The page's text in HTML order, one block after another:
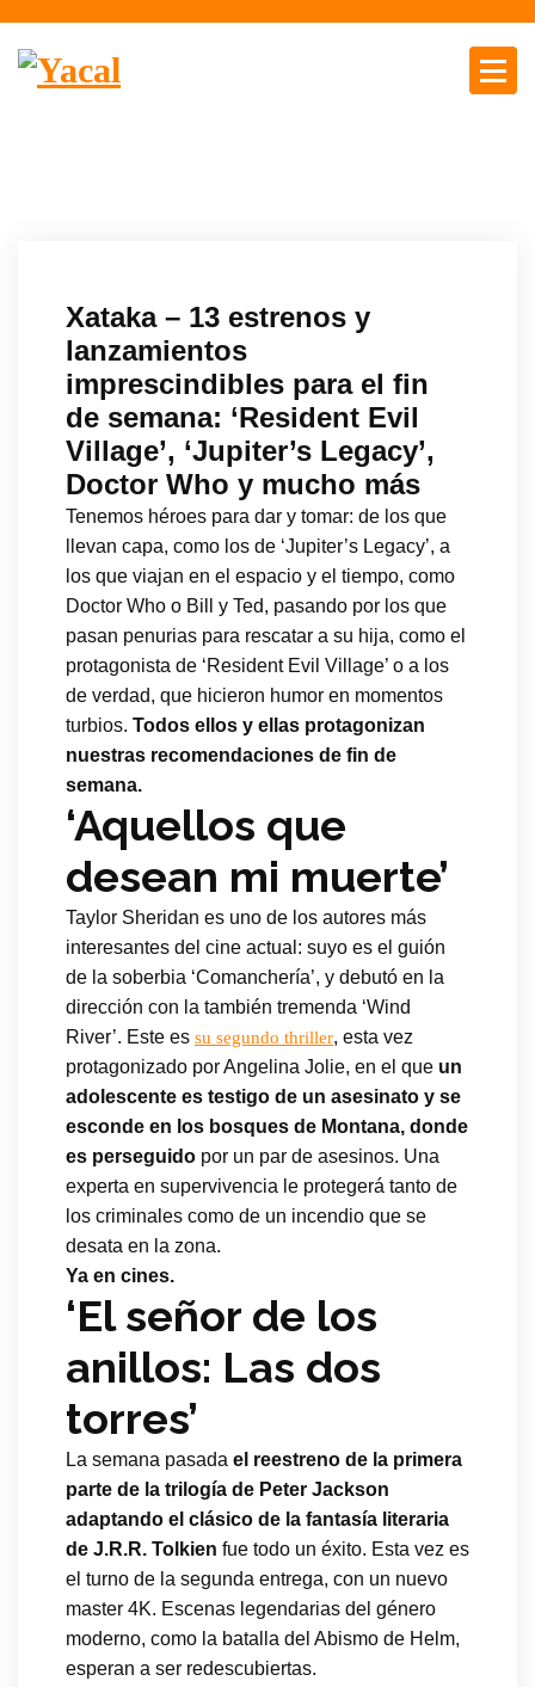
Xataka – 13 estrenos y
lanzamientos
imprescindibles para el fin
de semana: ‘Resident Evil
Village’, ‘Jupiter’s Legacy’,
Doctor Who y mucho más
Tenemos héroes para dar y tomar: de los que
llevan capa, como los de ‘Jupiter’s Legacy’, a
los que viajan en el espacio y el tiempo, como
Doctor Who o Bill y Ted, pasando por los que
pasan penurias para rescatar a su hija, como el
protagonista de ‘Resident Evil Village’ o a los
de verdad, que hicieron humor en momentos
turbios. Todos ellos y ellas protagonizan
nuestras recomendaciones de fin de
semana.
‘Aquellos que
desean mi muerte’
Taylor Sheridan es uno de los autores más
interesantes del cine actual: suyo es el guión
de la soberbia ‘Comanchería’, y debutó en la
dirección con la también tremenda ‘Wind
River’. Este es su segundo thriller, esta vez
protagonizado por Angelina Jolie, en el que un
adolescente es testigo de un asesinato y se
esconde en los bosques de Montana, donde
es perseguido por un par de asesinos. Una
experta en supervivencia le protegerá tanto de
los criminales como de un incendio que se
desata en la zona.
Ya en cines.
‘El señor de los
anillos: Las dos
torres’
La semana pasada el reestreno de la primera
parte de la trilogía de Peter Jackson
adaptando el clásico de la fantasía literaria
de J.R.R. Tolkien fue todo un éxito. Esta vez es
el turno de la segunda entrega, con un nuevo
master 4K. Escenas legendarias del género
moderno, como la batalla del Abismo de Helm,
esperan a ser redescubiertas.